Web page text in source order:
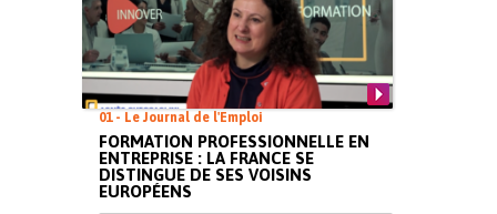
01 - Le Journal de l'Emploi
FORMATION PROFESSIONNELLE EN
ENTREPRISE : LA FRANCE SE
DISTINGUE DE SES VOISINS
EUROPÉENS